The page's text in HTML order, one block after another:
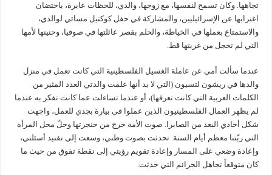
تجاهها. وكان تسمح لنفسها، مع زوجها، والدي، للحظات عابرة، باحتضان
اغترابها عن الإسرائيليين، والمشاركة في حفل كوكتيل مسائي لوالدي،
والاستمتاع بعملها في الخياطة، والحلم بقصر عائلتها في صوفيا، وحنينها لأمها
التي لم تخجل من غربتها قط.
عندما سألت أمي عن عاملة الغسيل الفلسطينية التي كانت تعمل في منزل
والدها في ريشون لتسيون (التي لا بد أنها علمت والدتي العدد المثير من
الكلمات العربية التي كانت تعرفها)، أو عندما تساءلت عما كانت تفكر به عندما
لم يظهر العمال الفلسطينيون الذين عملوا في بيارة بجدي للعمل، واجهت
شكل أحادي البعد من الصابرا. صوت الأمة خرج من حنجرتها وحلّ محل المرأة
التي ربّتنا معظم أيام السنة. تحدثت بصوت وطني، وسعت إلى تفنيد أسئلتي،
وإعادة وضعي على المسار وإعادة تقويم رؤيتي إلى نقطة تفوق من حيث ما
كان متوقعاً تجاهل الجرائم التي حدثت.